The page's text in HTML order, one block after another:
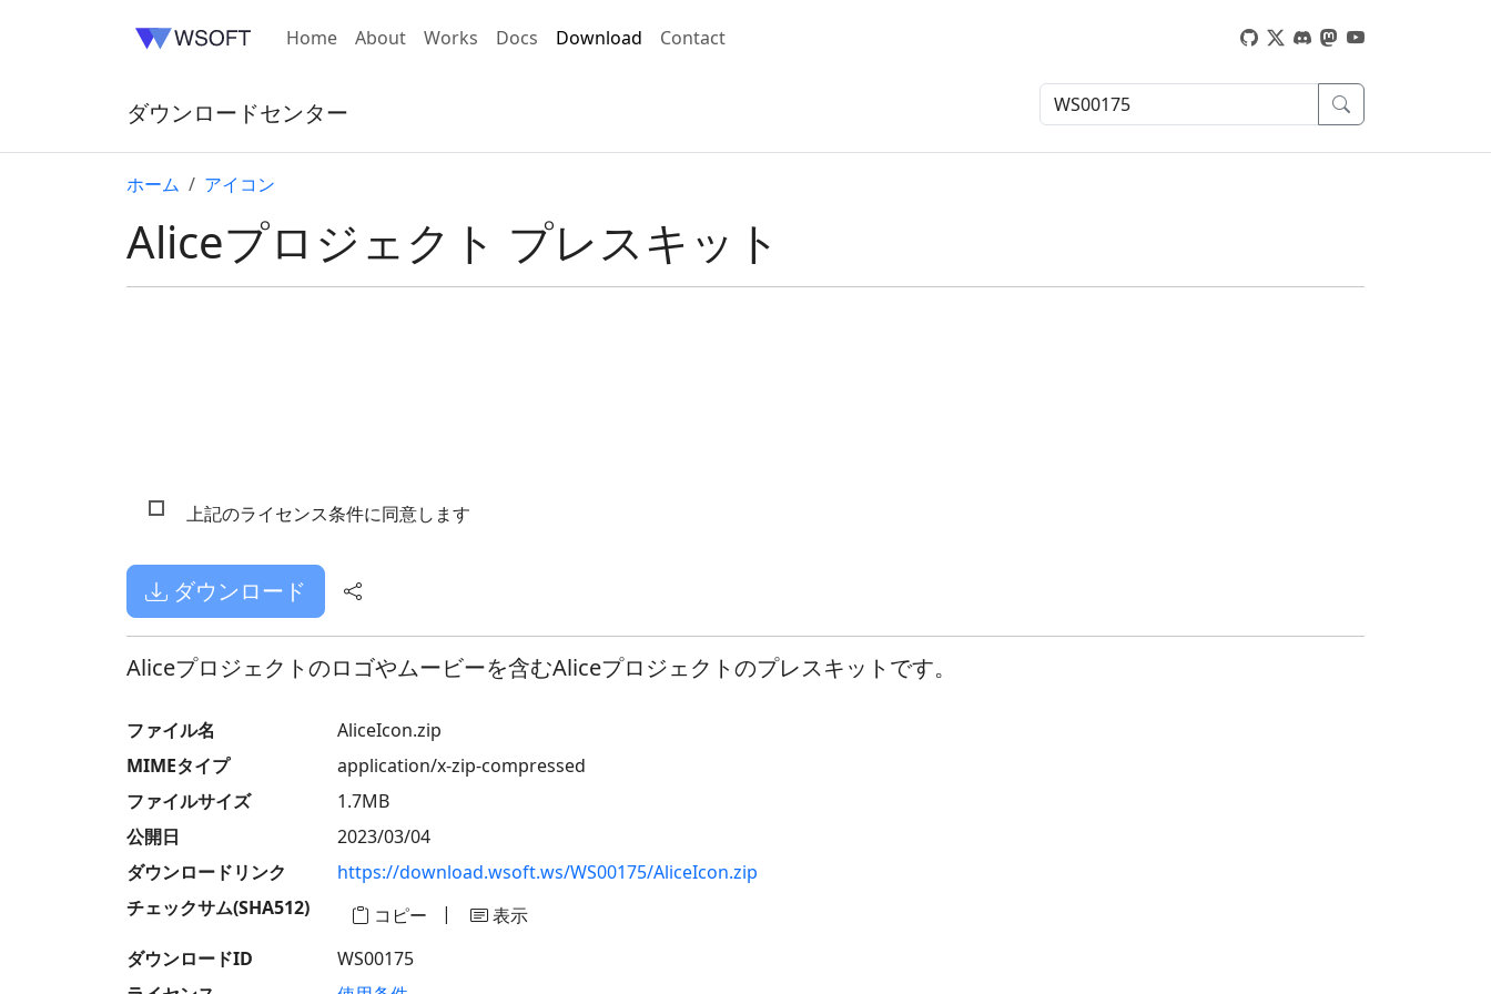
Home About Works Docs Download Contact
ダウンロードセンター
ホーム アイコン
Aliceプロジェクト プレスキット
上記のライセンス条件に同意します
ダウンロード
Aliceプロジェクトのロゴやムービーを含むAliceプロジェクトのプレスキットです。
ファイル名
AliceIcon.zip
MIMEタイプ
application/x-zip-compressed
ファイルサイズ
1.7MB
公開日
2023/03/04
ダウンロードリンク
https://download.wsoft.ws/WS00175/AliceIcon.zip
チェックサム(SHA512)
コピー |
表示
ダウンロードID
WS00175